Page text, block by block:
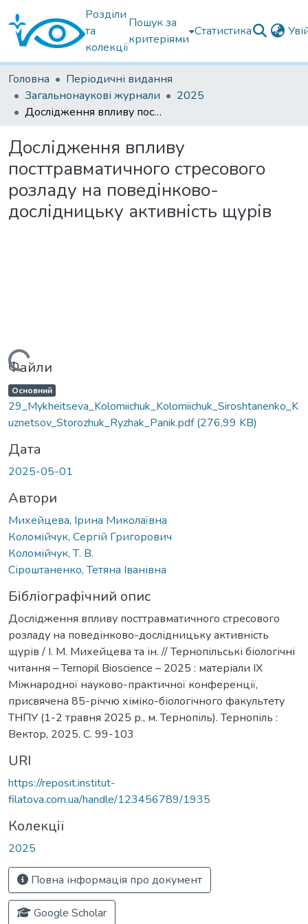
Розділи
та
колекції
Пошук за
критеріями
Статистика
Головна
Періодичні видання
Загальнонаукові журнали
2025
Дослідження впливу посттравматичного стресового розладу на поведінково-дослідницьку активність щурів
Дослідження впливу
посттравматичного стресового
розладу на поведінково-
дослідницьку активність щурів
Вантажиться...
Файли
Основний
29_Mykheitseva_Kolomiichuk_Kolomiichuk_Siroshtanenko_K
uznetsov_Storozhuk_Ryzhak_Panik.pdf(276,99 KB)
Дата
2025-05-01
Автори
Михейцева, Ірина Миколаївна
Коломійчук, Сергій Григорович
Коломійчук, Т. В.
Сіроштаненко, Тетяна Іванівна
Бібліографічний опис
Дослідження впливу посттравматичного стресового
розладу на поведінково-дослідницьку активність
щурів / І. М. Михейцева та ін. // Тернопільські біологічні
читання – Ternopil Bioscience – 2025 : матеріали IX
Міжнародної науково-практичної конференції,
присвячена 85-річчю хіміко-біологічного факультету
ТНПУ (1-2 травня 2025 р., м. Тернопіль). Тернопіль :
Вектор, 2025. С. 99-103
URI
https://reposit.institut-
filatova.com.ua/handle/123456789/1935
Колекції
2025
Повна інформація про документ
Google Scholar